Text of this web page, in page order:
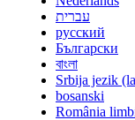
עברית
русский
Български
বাংলা
Srbija jezik
bosanski
România